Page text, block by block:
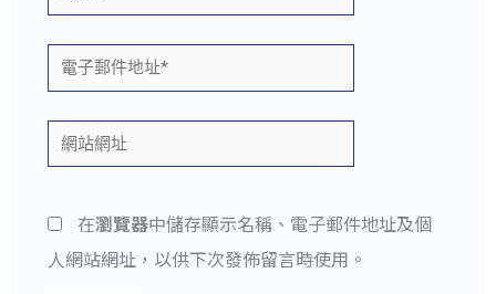
電
子
郵
件
址
*
網
站
在瀏覽器中儲存顯示名稱、電子郵件地址及個
人網站網址，以供下次發佈留言時使用。